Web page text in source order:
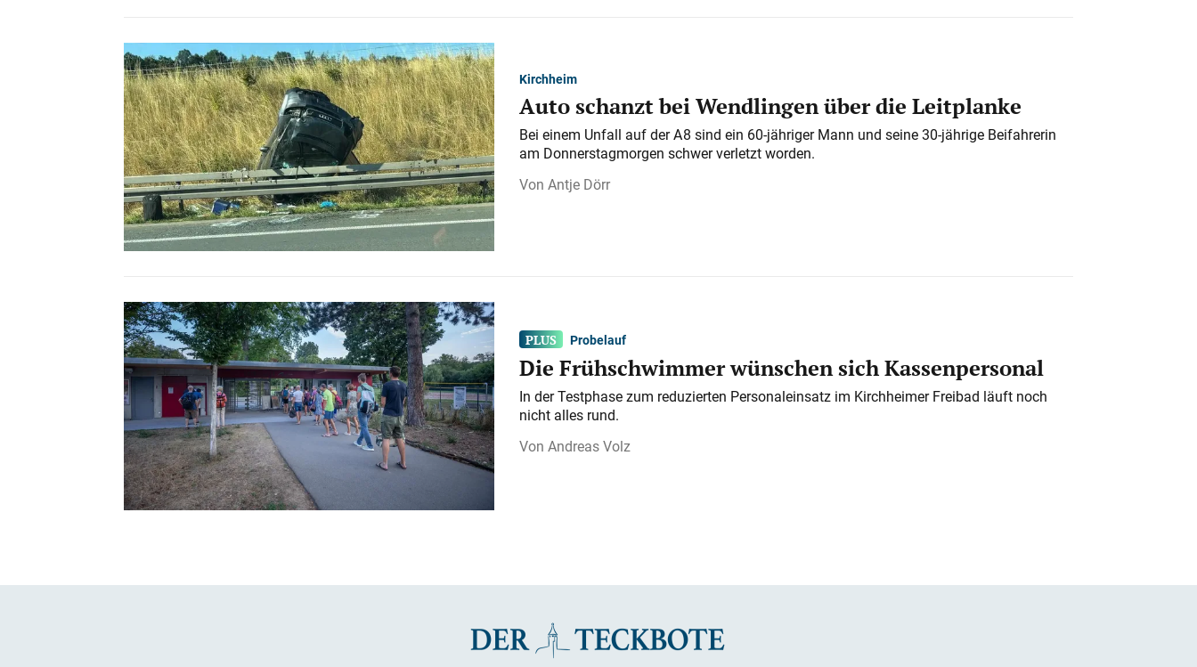
Kirchheim
Auto schanzt bei Wendlingen über die Leitplanke
Bei einem Unfall auf der A 8 sind ein 60-jähriger Mann und seine 30-jährige Beifahrerin
am Donnerstagmorgen schwer verletzt worden.
Antje Dörr
Probelauf
Die Frühschwimmer wünschen sich Kassenpersonal
In der Testphase zum reduzierten Personaleinsatz im Kirchheimer Freibad läuft noch
nicht alles rund.
Andreas Volz